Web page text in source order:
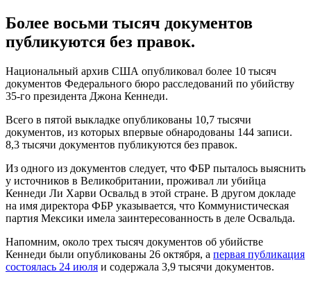
Более восьми тысяч документов
публикуются без правок.
Национальный архив США опубликовал более 10 тысяч
документов Федерального бюро расследований по убийству
35-го президента Джона Кеннеди.
Всего в пятой выкладке опубликованы 10,7 тысячи
документов, из которых впервые обнародованы 144 записи.
8,3 тысячи документов публикуются без правок.
Из одного из документов следует, что ФБР пыталось выяснить
у источников в Великобритании, проживал ли убийца
Кеннеди Ли Харви Освальд в этой стране. В другом докладе
на имя директора ФБР указывается, что Коммунистическая
партия Мексики имела заинтересованность в деле Освальда.
Напомним, около трех тысяч документов об убийстве
Кеннеди были опубликованы 26 октября, а первая публикация
состоялась 24 июля и содержала 3,9 тысячи документов.